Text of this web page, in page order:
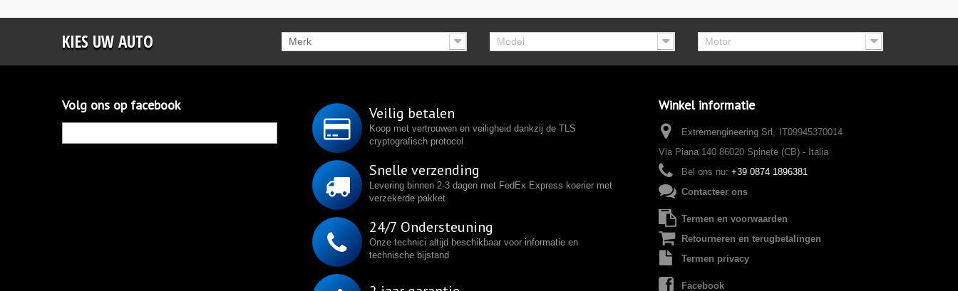
KIES UW AUTO Merk Model Motor
Volg ons op facebook Veilig betalen
Koop met vertrouwen en veiligheid dankzij de TLS
cryptografisch protocol
Snelle verzending
Levering binnen 2-3 dagen met FedEx Express koerier met
verzekerde pakket
24/7 Ondersteuning
Onze technici altijd beschikbaar voor informatie en
technische bijstand
Winkel informatie
IT09945370014
Via Piana 140 86020 Spinete (CB) - Italia
Bel ons nu: +39 0874 1896381
Contacteer ons
Termen en voorwaarden
Retourneren en terugbetalingen
Termen privacy
Facebook